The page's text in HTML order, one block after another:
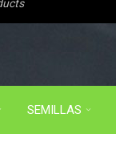
SEMILLAS